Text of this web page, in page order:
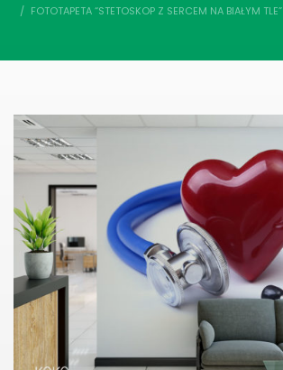
FOTOTAPETA “STETOSKOP Z SERCEM NA BIAŁYM TLE”